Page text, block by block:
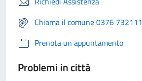
Chiama il comune 0376 732111
Prenota un appuntamento
Problemi in città